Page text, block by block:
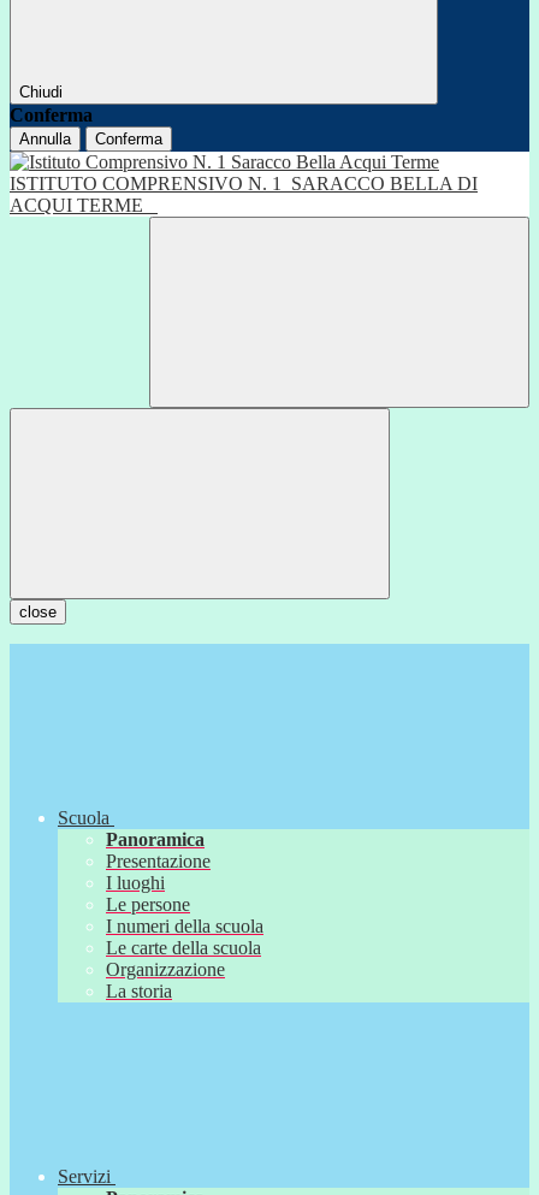
Chiudi
Conferma
Annulla Conferma
ISTITUTO COMPRENSIVO N. 1
SARACCO BELLA DI
ACQUI TERME
close
Scuola
Panoramica
Presentazione
I luoghi
Le persone
I numeri della scuola
Le carte della scuola
Organizzazione
La storia
Servizi